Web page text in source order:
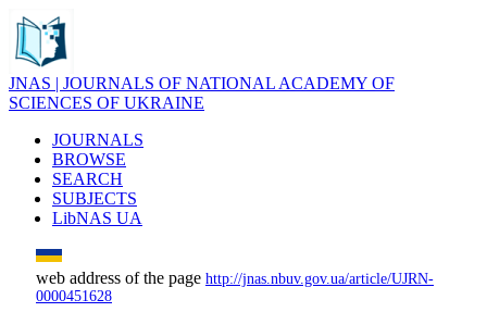
JNAS | JOURNALS OF NATIONAL ACADEMY OF
SCIENCES OF UKRAINE
JOURNALS
BROWSE
SEARCH
SUBJECTS
LibNAS UA
web address of the page http://jnas.nbuv.gov.ua/article/UJRN-
0000451628